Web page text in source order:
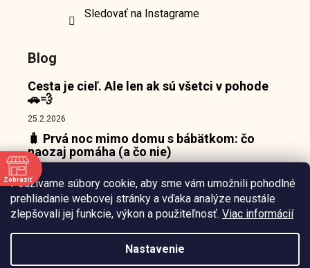
Používame súbory cookie, aby sme vám umožnili pohodlné
prehliadanie webovej stránky a vďaka analýze neustále
zlepšovali jej funkcie, výkon a použiteľnosť. Viac informácií
Nastavenie
Sledovať na Instagrame
Blog
Cesta je cieľ. Ale len ak sú všetci v pohode
🚗💨
25.2.2026
🧳 Prvá noc mimo domu s bábätkom: čo
naozaj pomáha (a čo nie)
18.2.2026
👶 Prečo bábätká nepotrebujú zábavu, ale
pokojný bod, o ktorý sa môžu oprieť 🌙
Zobraziť